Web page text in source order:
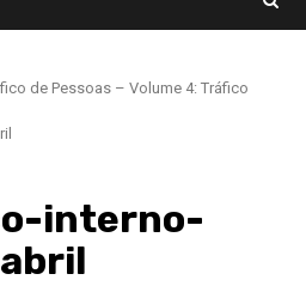
de Pessoas – Volume 4: Tráfico
interno-